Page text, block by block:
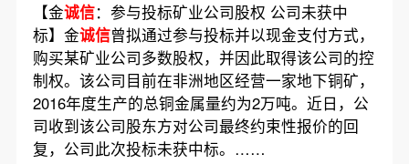
【金诚信：参与投标矿业公司股权 公司未获中
标】金诚信曾拟通过参与投标并以现金支付方式，
购买某矿业公司多数股权，并因此取得该公司的控
制权。该公司目前在非洲地区经营一家地下铜矿，
2016年度生产的总铜金属量约为2万吨。近日，公
司收到该公司股东方对公司最终约束性报价的回
复，公司此次投标未获中标。……